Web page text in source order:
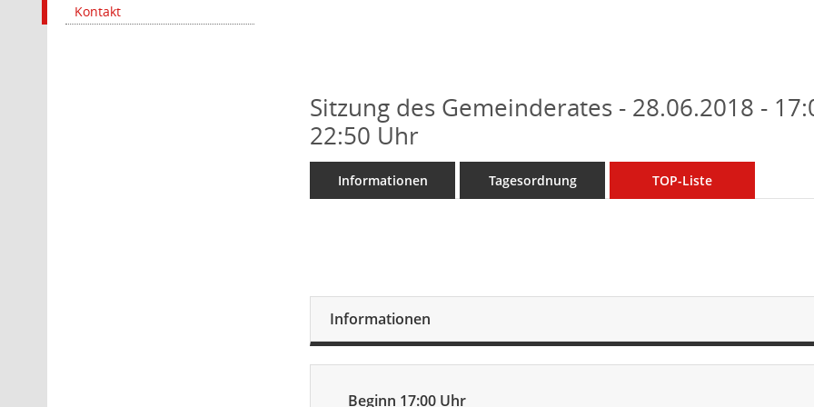
Kontakt
Sitzung des Gemeinderates - 28.06.2018 -
22:50 Uhr
Informationen Tagesordnung TOP-Liste
Informationen
Beginn 17:00 Uhr